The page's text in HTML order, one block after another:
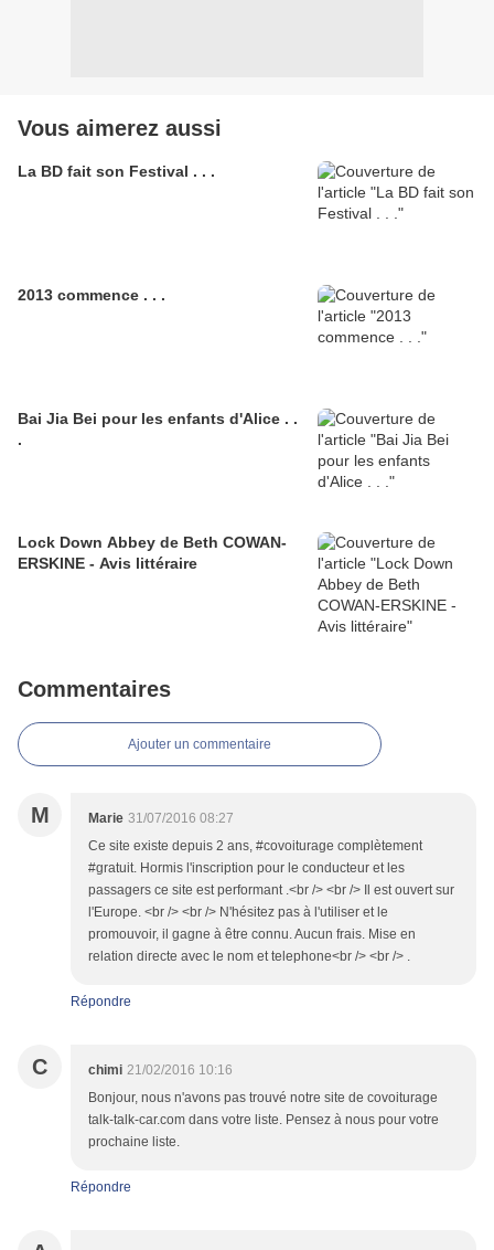
Vous aimerez aussi
La BD fait son Festival . . .
2013 commence . . .
Bai Jia Bei pour les enfants d'Alice . .
.
Lock Down Abbey de Beth COWAN-
ERSKINE - Avis littéraire
Commentaires
Ajouter un commentaire
M Marie 31/07/2016 08:27
Ce site existe depuis 2 ans, #covoiturage complètement
#gratuit. Hormis l'inscription pour le conducteur et les
passagers ce site est performant .<br /> <br /> Il est ouvert sur
l'Europe. <br /> <br /> N'hésitez pas à l'utiliser et le
promouvoir, il gagne à être connu. Aucun frais. Mise en
relation directe avec le nom et telephone<br /> <br /> .
Répondre
C chimi 21/02/2016 10:16
Bonjour, nous n'avons pas trouvé notre site de covoiturage
talk-talk-car.com dans votre liste. Pensez à nous pour votre
prochaine liste.
Répondre